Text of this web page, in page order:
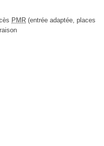
PMR (entrée adaptée, places